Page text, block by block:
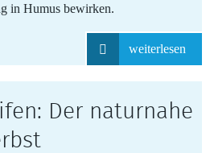
in Humus bewirken.
weiterlesen
Der naturnahe